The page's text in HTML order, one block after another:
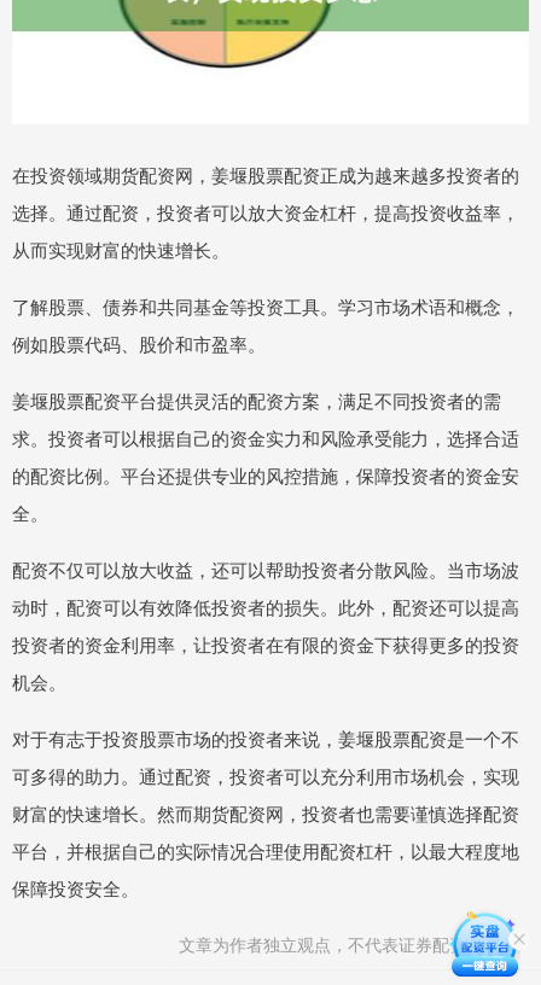
在投资领域期货配资网，姜堰股票配资正成为越来越多投资者的
选择。通过配资，投资者可以放大资金杠杆，提高投资收益率，
从而实现财富的快速增长。
了解股票、债券和共同基金等投资工具。学习市场术语和概念，
例如股票代码、股价和市盈率。
姜堰股票配资平台提供灵活的配资方案，满足不同投资者的需
求。投资者可以根据自己的资金实力和风险承受能力，选择合适
的配资比例。平台还提供专业的风控措施，保障投资者的资金安
全。
配资不仅可以放大收益，还可以帮助投资者分散风险。当市场波
动时，配资可以有效降低投资者的损失。此外，配资还可以提高
投资者的资金利用率，让投资者在有限的资金下获得更多的投资
机会。
对于有志于投资股票市场的投资者来说，姜堰股票配资是一个不
可多得的助力。通过配资，投资者可以充分利用市场机会，实现
财富的快速增长。然而期货配资网，投资者也需要谨慎选择配资
平台，并根据自己的实际情况合理使用配资杠杆，以最大程度地
保障投资安全。
文章为作者独立观点，不代表证券配资网观点